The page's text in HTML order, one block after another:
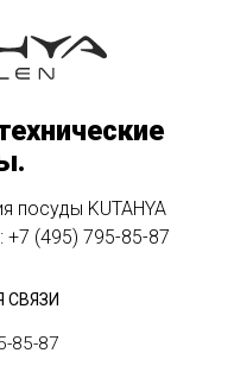
посуды KUTAHYA
+7 (495) 795-85-87
СВЯЗИ
85-87